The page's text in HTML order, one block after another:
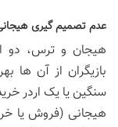
عدم تصمیم گیری
هیجان و ترس، دو
بازیگران از آن ها
سنگین یا یک اردر
هیجانی (فروش یا